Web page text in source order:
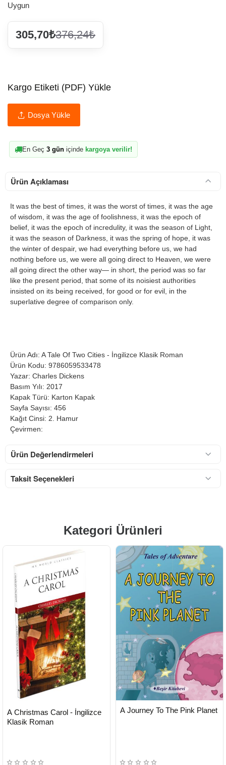
Uygun
305,70₺376,24₺
Kargo Etiketi (PDF) Yükle
Dosya Yükle
En Geç 3 gün içinde kargoya verilir!
Ürün Açıklaması
It was the best of times, it was the worst of times, it was the age
of wisdom, it was the age of foolishness, it was the epoch of
belief, it was the epoch of incredulity, it was the season of Light,
it was the season of Darkness, it was the spring of hope, it was
the winter of despair, we had everything before us, we had
nothing before us, we were all going direct to Heaven, we were
all going direct the other way— in short, the period was so far
like the present period, that some of its noisiest authorities
insisted on its being received, for good or for evil, in the
superlative degree of comparison only.
Ürün Adı: A Tale Of Two Cities - İngilizce Klasik Roman
Ürün Kodu: 9786059533478
Yazar: Charles Dickens
Basım Yılı: 2017
Kapak Türü: Karton Kapak
Sayfa Sayısı: 456
Kağıt Cinsi: 2. Hamur
Çevirmen:
Ürün Değerlendirmeleri
Taksit Seçenekleri
Kategori Ürünleri
TESLİMAT
A Christmas Carol - İngilizce
Klasik Roman
TESLİMAT
Yeni Ürün
A Journey To The Pink Planet